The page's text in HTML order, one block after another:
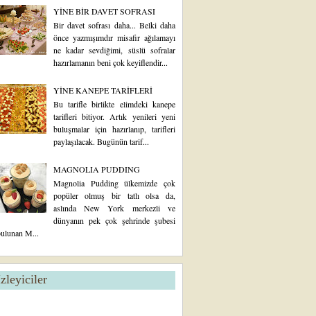
YİNE BİR DAVET SOFRASI
Bir davet sofrası daha... Belki daha
önce yazmışımdır misafir ağılamayı
ne kadar sevdiğimi, süslü sofralar
hazırlamanın beni çok keyiflendir...
YİNE KANEPE TARİFLERİ
Bu tarifle birlikte elimdeki kanepe
tarifleri bitiyor. Artık yenileri yeni
buluşmalar için hazırlanıp, tarifleri
paylaşılacak. Bugünün tarif...
MAGNOLIA PUDDING
Magnolia Pudding ülkemizde çok
popüler olmuş bir tatlı olsa da,
aslında New York merkezli ve
dünyanın pek çok şehrinde şubesi
M...